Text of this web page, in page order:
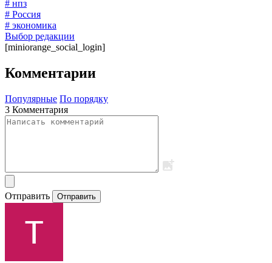
# нпз
# Россия
# экономика
Выбор редакции
[miniorange_social_login]
Комментарии
Популярные По порядку
3 Комментария
Отправить Отправить